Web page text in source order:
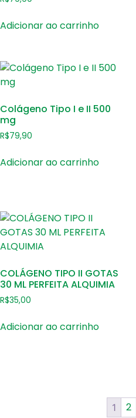
Adicionar ao carrinho
Colágeno Tipo I e II 500
mg
R$79,90
Adicionar ao carrinho
COLÁGENO TIPO II GOTAS
30 ML PERFEITA ALQUIMIA
R$35,00
Adicionar ao carrinho
1 2